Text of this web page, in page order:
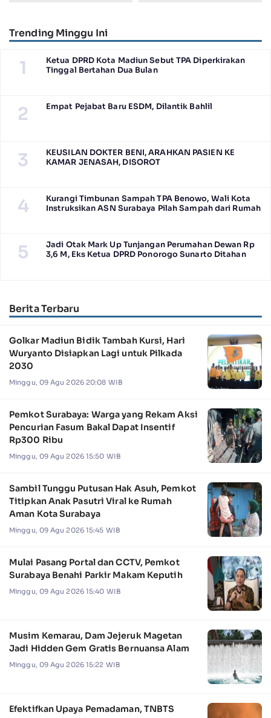
Trending Minggu Ini
1
Ketua DPRD Kota Madiun Sebut TPA Diperkirakan
Tinggal Bertahan Dua Bulan
2 Empat Pejabat Baru ESDM, Dilantik Bahlil
3
KEUSILAN DOKTER BENI, ARAHKAN PASIEN KE
KAMAR JENASAH, DISOROT
4
Kurangi Timbunan Sampah TPA Benowo, Wali Kota
Instruksikan ASN Surabaya Pilah Sampah dari Rumah
5
Jadi Otak Mark Up Tunjangan Perumahan Dewan Rp
3,6 M, Eks Ketua DPRD Ponorogo Sunarto Ditahan
Berita Terbaru
Golkar Madiun Bidik Tambah Kursi, Hari
Wuryanto Disiapkan Lagi untuk Pilkada
2030
Minggu, 09 Agu 2026 20:08 WIB
Pemkot Surabaya: Warga yang Rekam Aksi
Pencurian Fasum Bakal Dapat Insentif
Rp300 Ribu
Minggu, 09 Agu 2026 15:50 WIB
Sambil Tunggu Putusan Hak Asuh, Pemkot
Titipkan Anak Pasutri Viral ke Rumah
Aman Kota Surabaya
Minggu, 09 Agu 2026 15:45 WIB
Mulai Pasang Portal dan CCTV, Pemkot
Surabaya Benahi Parkir Makam Keputih
Minggu, 09 Agu 2026 15:40 WIB
Musim Kemarau, Dam Jejeruk Magetan
Jadi Hidden Gem Gratis Bernuansa Alam
Minggu, 09 Agu 2026 15:22 WIB
Efektifkan Upaya Pemadaman, TNBTS